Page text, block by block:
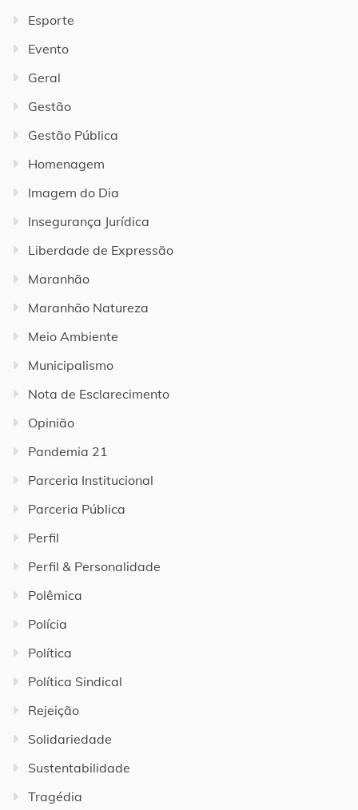
Esporte
Evento
Geral
Gestão
Gestão Pública
Homenagem
Imagem do Dia
Insegurança Jurídica
Liberdade de Expressão
Maranhão
Maranhão Natureza
Meio Ambiente
Municipalismo
Nota de Esclarecimento
Opinião
Pandemia 21
Parceria Institucional
Parceria Pública
Perfil
Perfil & Personalidade
Polêmica
Polícia
Política
Política Sindical
Rejeição
Solidariedade
Sustentabilidade
Tragédia